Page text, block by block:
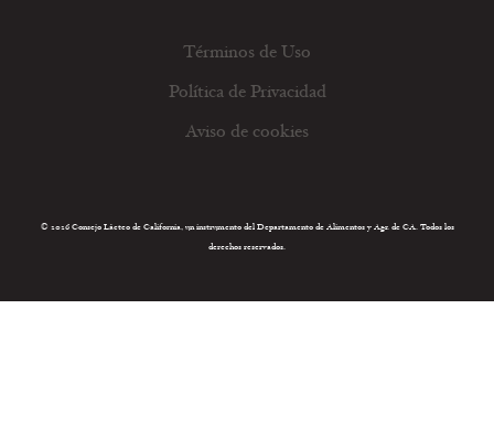
Términos de Uso
Política de Privacidad
Aviso de cookies
© 2026 Consejo Lácteo de California, un instrumento del Departamento de Alimentos y Agr. de CA. Todos los
derechos reservados.